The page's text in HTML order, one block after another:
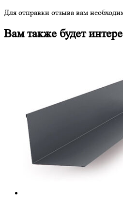
Для отправки отзыва вам
Вам также будет